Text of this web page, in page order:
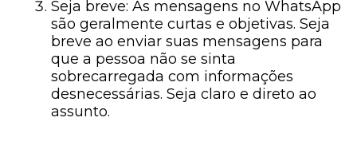
Seja breve: As mensagens no WhatsApp
são geralmente curtas e objetivas. Seja
breve ao enviar suas mensagens para
que a pessoa não se sinta
sobrecarregada com informações
desnecessárias. Seja claro e direto ao
assunto.